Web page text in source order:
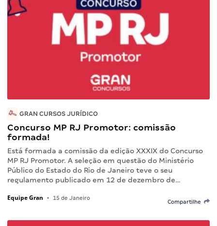
GRAN CURSOS JURÍDICO
Concurso MP RJ Promotor: comissão
formada!
Está formada a comissão da edição XXXIX do Concurso
MP RJ Promotor. A seleção em questão do Ministério
Público do Estado do Rio de Janeiro teve o seu
regulamento publicado em 12 de dezembro de…
Equipe Gran • 15 de Janeiro
Compartilhe